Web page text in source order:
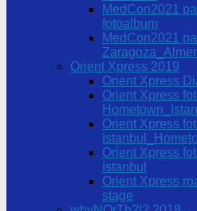
MedCon2021
fotoalbum
MedCon2021
Orient Xpress 2019
Orient Xpress
Orient Xpress
Orient Xpress
Orient Xpress
Istanbul
Orient Xpress
stage